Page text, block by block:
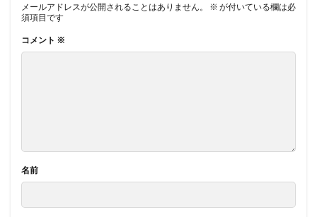
メールアドレスが公開されることはありません。 ※ が付いている欄は必
須項目です
コメント ※
名前